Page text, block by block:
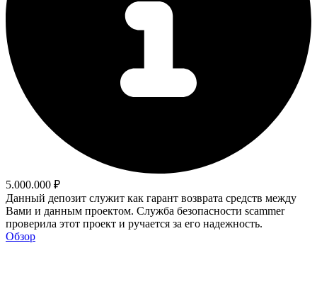
5.000.000 ₽
Данный депозит служит как гарант возврата средств между
Вами и данным проектом. Служба безопасности scammer
проверила этот проект и ручается за его надежность.
Обзор